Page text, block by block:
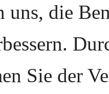
uns, die
Sie der